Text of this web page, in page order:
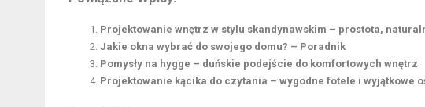
Projektowanie wnętrz w stylu skandynawskim – prostota,
Jakie okna wybrać do swojego domu? – Poradnik
Pomysły na hygge – duńskie podejście do komfortowych wnętrz
Projektowanie kącika do czytania – wygodne fotele i wyjątkowe